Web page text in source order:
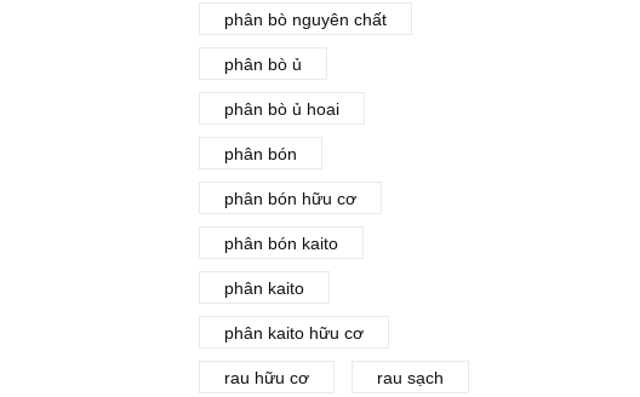
phân bò nguyên chất
phân bò ủ
phân bò ủ hoai
phân bón
phân bón hữu cơ
phân bón kaito
phân kaito
phân kaito hữu cơ
rau hữu cơ rau sạch